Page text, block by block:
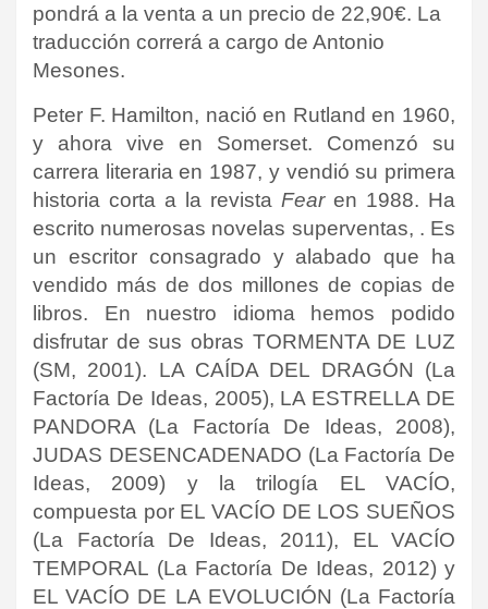
pondrá a la venta a un precio de 22,90€. La
traducción correrá a cargo de Antonio
Mesones.
Peter F. Hamilton, nació en Rutland en 1960,
y ahora vive en Somerset. Comenzó su
carrera literaria en 1987, y vendió su primera
historia corta a la revista Fear en 1988. Ha
escrito numerosas novelas superventas, . Es
un escritor consagrado y alabado que ha
vendido más de dos millones de copias de
libros. En nuestro idioma hemos podido
disfrutar de sus obras TORMENTA DE LUZ
(SM, 2001). LA CAÍDA DEL DRAGÓN (La
Factoría De Ideas, 2005), LA ESTRELLA DE
PANDORA (La Factoría De Ideas, 2008),
JUDAS DESENCADENADO (La Factoría De
Ideas, 2009) y la trilogía EL VACÍO,
compuesta por EL VACÍO DE LOS SUEÑOS
(La Factoría De Ideas, 2011), EL VACÍO
TEMPORAL (La Factoría De Ideas, 2012) y
EL VACÍO DE LA EVOLUCIÓN (La Factoría